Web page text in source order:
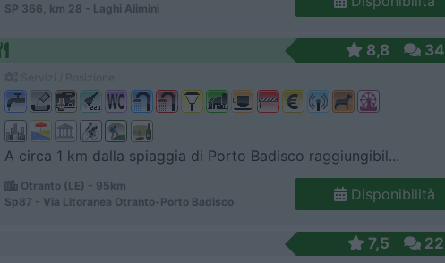
SP 366, km 28 - Laghi Alimini
8,8 34
A circa 1 km dalla spiaggia di Porto Badisco raggiungibil...
Otranto (LE) - 95km
Sp87 - Via Litoranea Otranto-Porto Badisco
Disponibilità
7,5 22